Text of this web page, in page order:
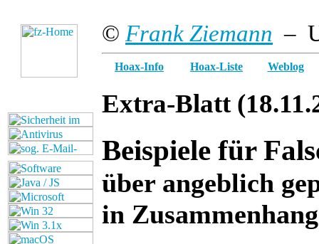
© Frank Ziemann –
Hoax-Info Hoax-Liste Weblog
Extra-Blatt
Beispiele für
über angeblich
in